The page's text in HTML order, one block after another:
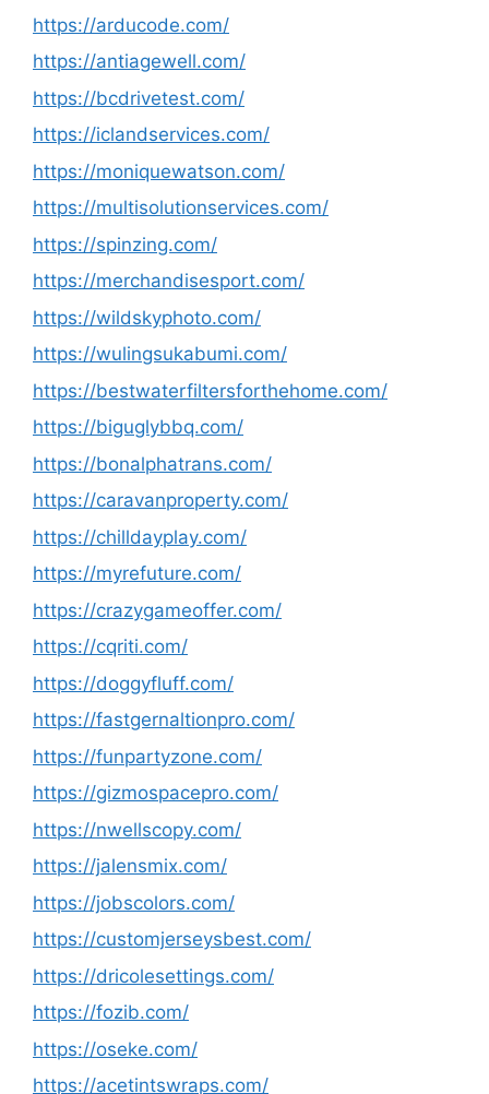
https://arducode.com/
https://antiagewell.com/
https://bcdrivetest.com/
https://iclandservices.com/
https://moniquewatson.com/
https://multisolutionservices.com/
https://spinzing.com/
https://merchandisesport.com/
https://wildskyphoto.com/
https://wulingsukabumi.com/
https://bestwaterfiltersforthehome.com/
https://biguglybbq.com/
https://bonalphatrans.com/
https://caravanproperty.com/
https://chilldayplay.com/
https://myrefuture.com/
https://crazygameoffer.com/
https://cqriti.com/
https://doggyfluff.com/
https://fastgernaltionpro.com/
https://funpartyzone.com/
https://gizmospacepro.com/
https://nwellscopy.com/
https://jalensmix.com/
https://jobscolors.com/
https://customjerseysbest.com/
https://dricolesettings.com/
https://fozib.com/
https://oseke.com/
https://acetintswraps.com/